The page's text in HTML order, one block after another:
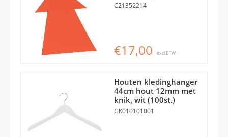
C21352214
€17,00 excl.BTW
Houten kledinghanger
44cm hout 12mm met
knik, wit (100st.)
GK010101001